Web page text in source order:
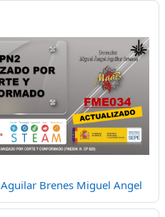
Aguilar Brenes Miguel Angel